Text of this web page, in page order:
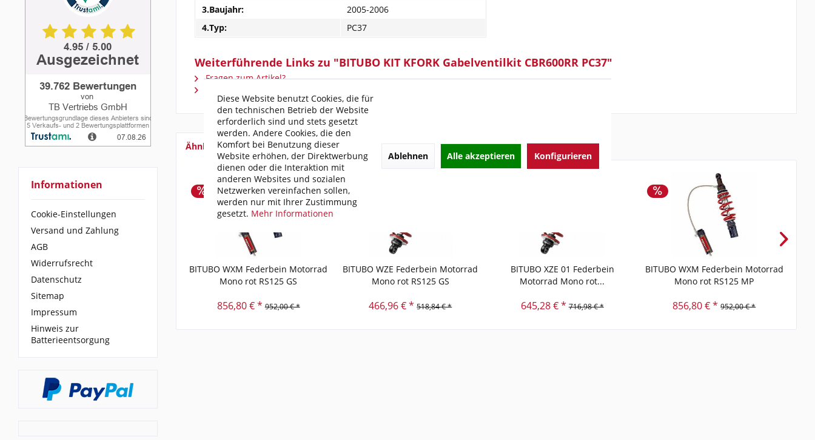
Informationen
Cookie-Einstellungen
Versand und Zahlung
AGB
Widerrufsrecht
Datenschutz
Sitemap
Impressum
Hinweis zur
Batterieentsorgung
3.Baujahr:
2005-2006
4.Typ:
PC37
Weiterführende Links zu "BITUBO KIT KFORK Gabelventilkit CBR600RR PC37"
Fragen zum Artikel?
Ähnliche Artikel
BITUBO WXM Federbein Motorrad
Mono rot RS125 GS
856,80 € * 952,00 € *
BITUBO WZE Federbein Motorrad
Mono rot RS125 GS
466,96 € * 518,84 € *
BITUBO XZE 01 Federbein
Motorrad Mono rot...
645,28 € * 716,98 € *
BITUBO WXM Federbein Motorrad
Mono rot RS125 MP
856,80 € * 952,00 € *
Diese Website benutzt Cookies, die für
den technischen Betrieb der Website
erforderlich sind und stets gesetzt
werden. Andere Cookies, die den
Komfort bei Benutzung dieser
Website erhöhen, der Direktwerbung
dienen oder die Interaktion mit
anderen Websites und sozialen
Netzwerken vereinfachen sollen,
werden nur mit Ihrer Zustimmung
gesetzt. Mehr Informationen
Ablehnen Alle akzeptieren Konfigurieren